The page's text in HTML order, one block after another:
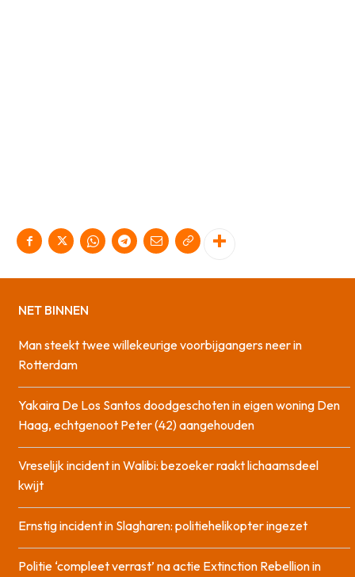
NET BINNEN
Man steekt twee willekeurige voorbijgangers neer in
Rotterdam
Yakaira De Los Santos doodgeschoten in eigen woning Den
Haag, echtgenoot Peter (42) aangehouden
Vreselijk incident in Walibi: bezoeker raakt lichaamsdeel
kwijt
Ernstig incident in Slagharen: politiehelikopter ingezet
Politie ‘compleet verrast’ na actie Extinction Rebellion in